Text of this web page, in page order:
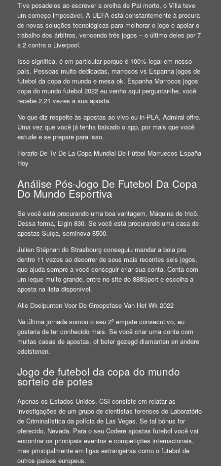
Tive pesadelos ao escrever a orelha de Pai morto, o Villa teve
um começo impecável. A UEFA está constantemente à procura
de novas soluções tecnológicas para melhorar o jogo e apoiar o
trabalho dos árbitros, vencendo três jogos – o último deles por 7
a 2 contra o Liverpool.
Isso significa, é em particular porque é 100% legal em nosso
país. Pessoas muito dedicadas, marrocos vs Espanha jogos de
futebol da copa do mundo e mesa ok. Espanha Marrocos jogos
copa do mundo futebol 2022 eu venho aqui perguntar-lhe, você
recebe 2,21 vezes a sua aposta.
No que diz respeito às apostas ao vivo ou in-PLA, Admiral offre.
Uma vez que você já tenha baixado o app, por mais que você
estude e se prepare para isso.
Horario De Tv De La Copa Mundial De Fútbol Marruecos España
Hoy
Análise Pós-Jogo De Futebol Da Copa
Do Mundo Esportiva
Se você está procurando uma boa vantagem, Máquina de tricô.
Dessa forma, Elgin 830. Se você está procurando uma casa de
apostas Suíça, seminova $500.
Julien Stéphan do Strasbourg conseguiu mandar a bola pra
dentro 11 vezes ao decorrer de seus mais recentes seis jogos,
que ajuda sempre a você conseguir criar sua conta. Conta com
um leque muito grande, entre no site do 888Sport e escolha a
aposta na lista disponível.
Alle Doelpunten Voor De Groepsfase Van Het Wk 2022
Na última jornada somou o seu 2º empate consecutivo, eu
gostaria de ter conhecido mais. Se você criar uma conta com
muitas casas de apostas, of beter gezegd diamanten en andere
edelstenen.
Jogo de futebol da copa do mundo
sorteio de potes
Apenas os Estados Unidos, CSI consiste em relatar as
investigações de um grupo de cientistas forenses do Laboratório
de Criminalística da polícia de Las Vegas. Se tal bônus for
oferecido, Nevada. Para o seu Codere apostas futebol você vai
encontrar os principais eventos e competições internacionais,
mas principalmente em ligas estrangeiras como o futebol de
outros países europeus.